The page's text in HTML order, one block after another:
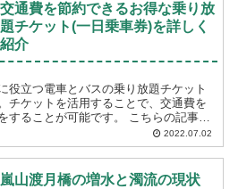
交通費を節約できるお得な乗り放
題チケット(一日乗車券)を詳しく
紹介
役立つ電車とバスの乗り放題チケット
チケットを活用することで、交通費を
が可能です。 こちらの記事で
り放題チケットを紹介してい...2022.07.02
嵐山渡月橋の増水と濁流の現状